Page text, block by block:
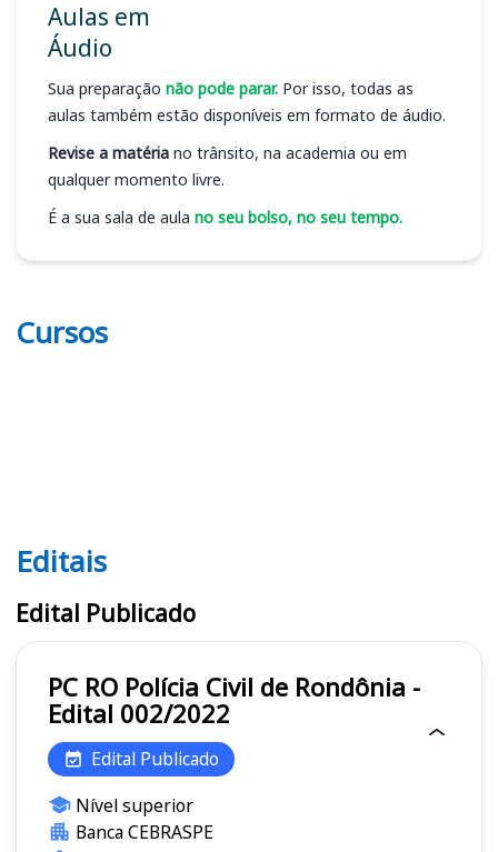
Aulas em
Áudio
Sua preparação não pode parar. Por isso, todas as
aulas também estão disponíveis em formato de áudio.
Revise a matéria no trânsito, na academia ou em
qualquer momento livre.
É a sua sala de aula no seu bolso, no seu tempo.
Cursos
Editais PC RO
Editais
Edital Publicado
PC RO Polícia Civil de Rondônia -
Edital 002/2022
Edital Publicado
Nível superior
Banca CEBRASPE